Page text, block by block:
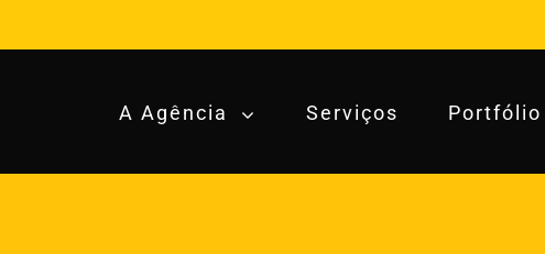
A Agência Serviços Portfólio